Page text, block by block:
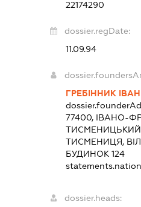
22174290
dossier.regDate:
11.09.94
ГРЕБІННИК
77400, ІВАНО-
ТИСМЕНИЦЬКИЙ
ТИСМЕНИЦЯ,
БУДИНОК 124
dossier.heads: